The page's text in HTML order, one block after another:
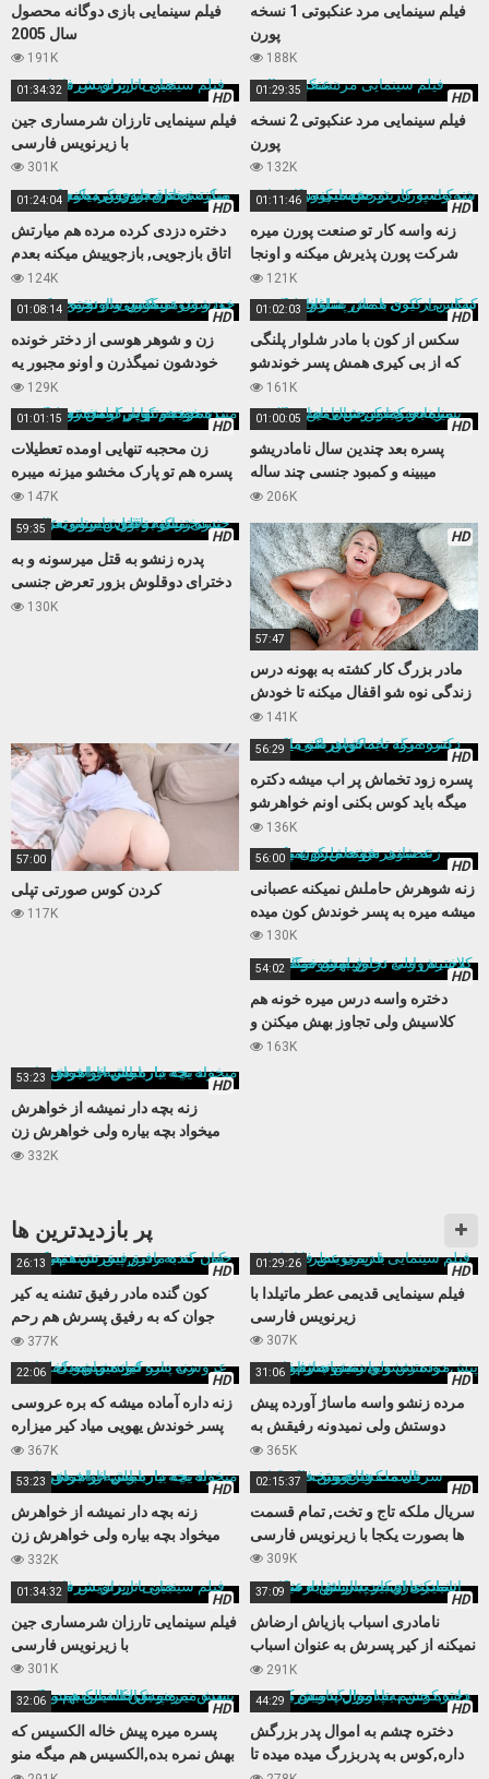
فیلم سینمایی بازی دوگانه محصول
سال 2005
191K
فیلم سینمایی مرد عنکبوتی 1 نسخه
پورن
188K
HD
01:34:32
فیلم سینمایی تارزان شرمساری جین
با زیرنویس فارسی
301K
HD
01:29:35
فیلم سینمایی مرد عنکبوتی 2 نسخه
پورن
132K
HD
01:24:04
دختره دزدی کرده مرده هم میارتش
اتاق بازجویی, بازجوییش میکنه بعدم
مجبورش میکنه کوس بده
124K
HD
01:11:46
زنه واسه کار تو صنعت پورن میره
شرکت پورن پذیرش میکنه و اونجا
حسابی میکننش
121K
HD
01:08:14
زن و شوهر هوسی از دختر خونده
خودشون نمیگذرن و اونو مجبور یه
سکس سه نفره میکنن
129K
HD
01:02:03
سکس از کون با مادر شلوار پلنگی
که از بی کیری همش پسر خوندشو
اغوا میکنه
161K
HD
01:01:15
زن محجبه تنهایی اومده تعطیلات
پسره هم تو پارک مخشو میزنه میبره
خونه و کوس تپلش رو میکنه
147K
HD
01:00:05
پسره بعد چندین سال نامادریشو
میبینه و کمبود جنسی چند ساله
نامادریو با کیرش تامین میکنه
206K
HD
59:35
پدره زنشو به قتل میرسونه و به
دخترای دوقلوش بزور تعرض جنسی
میکنه تابوی داستانی عالی
130K
HD
57:47
مادر بزرگ کار کشته به بهونه درس
زندگی نوه شو اقفال میکنه تا خودش
بعد مدتها حالی کنه
141K
57:00
کردن کوس صورتی تپلی
117K
HD
56:29
پسره زود تخماش پر اب میشه دکتره
میگه باید کوس بکنی اونم خواهرشو
میکنه
136K
HD
56:00
زنه شوهرش حاملش نمیکنه عصبانی
میشه میره به پسر خوندش کون میده
130K
HD
54:02
دختره واسه درس میره خونه هم
کلاسیش ولی تجاوز بهش میکنن و
فیلمشو میگیرن
163K
HD
53:23
زنه بچه دار نمیشه از خواهرش
میخواد بچه بیاره ولی خواهرش زن
باباش از آب در میاد
332K
پر بازدید‌ترین ها
HD
26:13
کون گنده مادر رفیق تشنه یه کیر
جوان که به رفیق پسرش هم رحم
نمیکنه
377K
HD
01:29:26
فیلم سینمایی قدیمی عطر ماتیلدا با
زیرنویس فارسی
307K
HD
22:06
زنه داره آماده میشه که بره عروسی
پسر خوندش یهویی میاد کیر میزاره
داخلش
367K
HD
31:06
مرده زنشو واسه ماساژ آورده پیش
دوستش ولی نمیدونه رفیقش به
زنش چشم داره
365K
HD
53:23
زنه بچه دار نمیشه از خواهرش
میخواد بچه بیاره ولی خواهرش زن
باباش از آب در میاد
332K
HD
02:15:37
سریال ملکه تاج و تخت, تمام قسمت
ها بصورت یکجا با زیرنویس فارسی
309K
HD
01:34:32
فیلم سینمایی تارزان شرمساری جین
با زیرنویس فارسی
301K
HD
37:09
نامادری اسباب بازیاش ارضاش
نمیکنه از کیر پسرش به عنوان اسباب
بازی جدید استفاده میکنه
291K
HD
32:06
پسره میره پیش خاله الکسیس که
بهش نمره بده,الکسیس هم میگه منو
HD
44:29
دختره چشم به اموال پدر بزرگش
داره,کوس به پدربزرگ میده میده تا